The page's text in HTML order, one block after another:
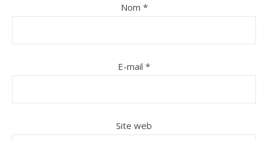
Nom *
E-mail *
Site web